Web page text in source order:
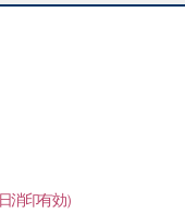
消印有効）